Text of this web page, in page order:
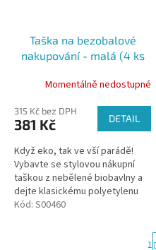
Taška na bezobalové
nakupování - malá (4 ks
Momentálně nedostupné
315 Kč bez DPH
381 Kč DETAIL
Když eko, tak ve vší parádě!
Vybavte se stylovou nákupní
taškou z nebělené biobavlny a
dejte klasickému polyetylenu
sbohem. Stačí hodit přes
Kód: S00460
1